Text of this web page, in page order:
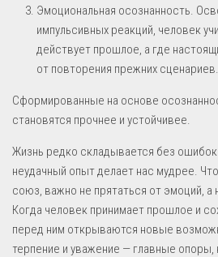
Эмоциональная осознанность.
импульсивных реакций, человек
действует прошлое, а где
от повторения прежних сценариев.
Сформированные на основе
становятся прочнее и устойчивее.
Жизнь редко складывается без
неудачный опыт делает нас мудрее.
союз, важно не прятаться от эмоций, а
Когда человек принимает прошлое и
перед ним открываются новые
терпение и уважение — главные